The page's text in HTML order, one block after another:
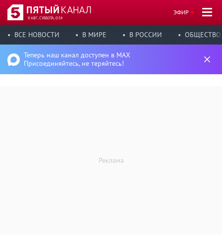
8 АВГ, СУББОТА, 0:54
ЭФИР
ВСЕ НОВОСТИ В МИРЕ В РОССИИ ОБЩЕСТВО
Теперь наш канал доступен в MAX
Присоединяйтесь, не теряйтесь!